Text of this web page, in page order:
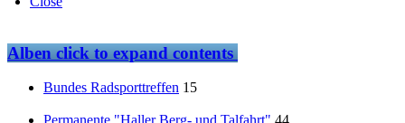
Albenclick to expand contents
Bundes Radsporttreffen 15